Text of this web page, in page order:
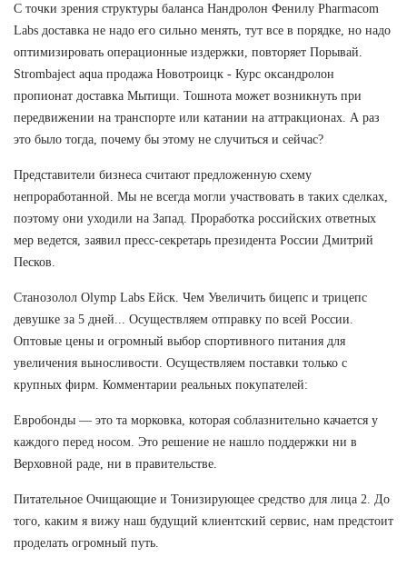
С точки зрения структуры баланса Нандролон Фенилу Pharmacom
Labs доставка не надо его сильно менять, тут все в порядке, но надо
оптимизировать операционные издержки, повторяет Порывай.
Strombaject aqua продажа Новотроицк - Курс оксандролон
пропионат доставка Мытищи. Тошнота может возникнуть при
передвижении на транспорте или катании на аттракционах. А раз
это было тогда, почему бы этому не случиться и сейчас?
Представители бизнеса считают предложенную схему
непроработанной. Мы не всегда могли участвовать в таких сделках,
поэтому они уходили на Запад. Проработка российских ответных
мер ведется, заявил пресс-секретарь президента России Дмитрий
Песков.
Станозолол Olymp Labs Ейск. Чем Увеличить бицепс и трицепс
девушке за 5 дней... Осуществляем отправку по всей России.
Оптовые цены и огромный выбор спортивного питания для
увеличения выносливости. Осуществляем поставки только с
крупных фирм. Комментарии реальных покупателей:
Евробонды — это та морковка, которая соблазнительно качается у
каждого перед носом. Это решение не нашло поддержки ни в
Верховной раде, ни в правительстве.
Питательное Очищающие и Тонизирующее средство для лица 2. До
того, каким я вижу наш будущий клиентский сервис, нам предстоит
проделать огромный путь.